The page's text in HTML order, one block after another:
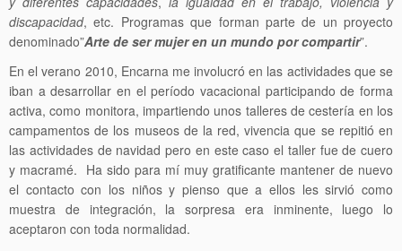
discapacidad, etc. Programas que forman parte de un proyecto
denominado”Arte de ser mujer en un mundo por compartir”.
En el verano 2010, Encarna me involucró en las actividades que se
iban a desarrollar en el período vacacional participando de forma
activa, como monitora, impartiendo unos talleres de cestería en los
campamentos de los museos de la red, vivencia que se repitió en
las actividades de navidad pero en este caso el taller fue de cuero
y macramé. Ha sido para mí muy gratificante mantener de nuevo
el contacto con los niños y pienso que a ellos les sirvió como
muestra de integración, la sorpresa era inminente, luego lo
aceptaron con toda normalidad.